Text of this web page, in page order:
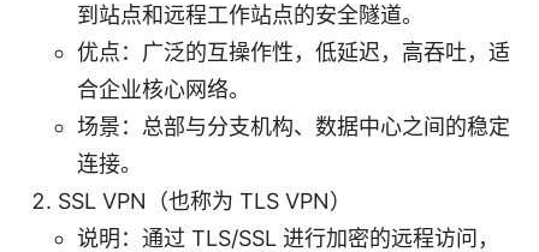
到站点和远程工作站点的安全隧道。
优点：广泛的互操作性，低延迟，高吞吐，适
合企业核心网络。
场景：总部与分支机构、数据中心之间的稳定
连接。
SSL VPN（也称为 TLS VPN）
说明：通过 TLS/SSL 进行加密的远程访问，